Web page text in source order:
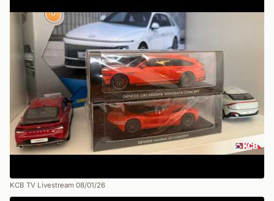
KCB TV Livestream 08/01/26